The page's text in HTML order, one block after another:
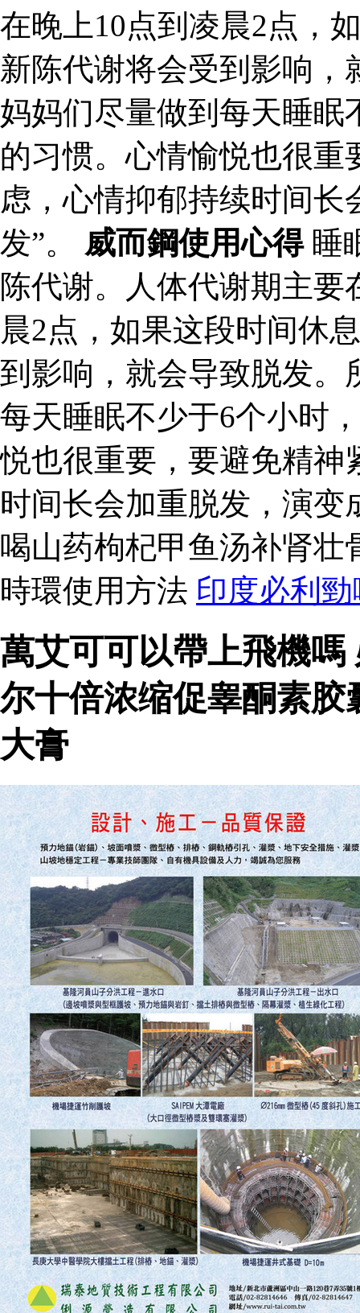
在晚上10点到凌晨2点，
新陈代谢将会受到影响
妈妈们尽量做到每天睡眠
的习惯。心情愉悦也很
虑，心情抑郁持续时间长
发”。 威而鋼使用心得睡
陈代谢。人体代谢期主
晨2点，如果这段时间休
到影响，就会导致脱发。
每天睡眠不少于6个小时
悦也很重要，要避免精神
时间长会加重脱发，演变
喝山药枸杞甲鱼汤补肾壮
時環使用方法 印度必利
萬艾可可以帶上飛機
尔十倍浓缩促睾酮素
大膏